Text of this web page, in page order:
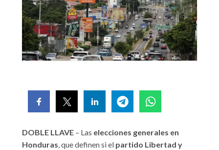
DOBLE LLAVE – Las elecciones generales en
Honduras, que definen si el partido Libertad y